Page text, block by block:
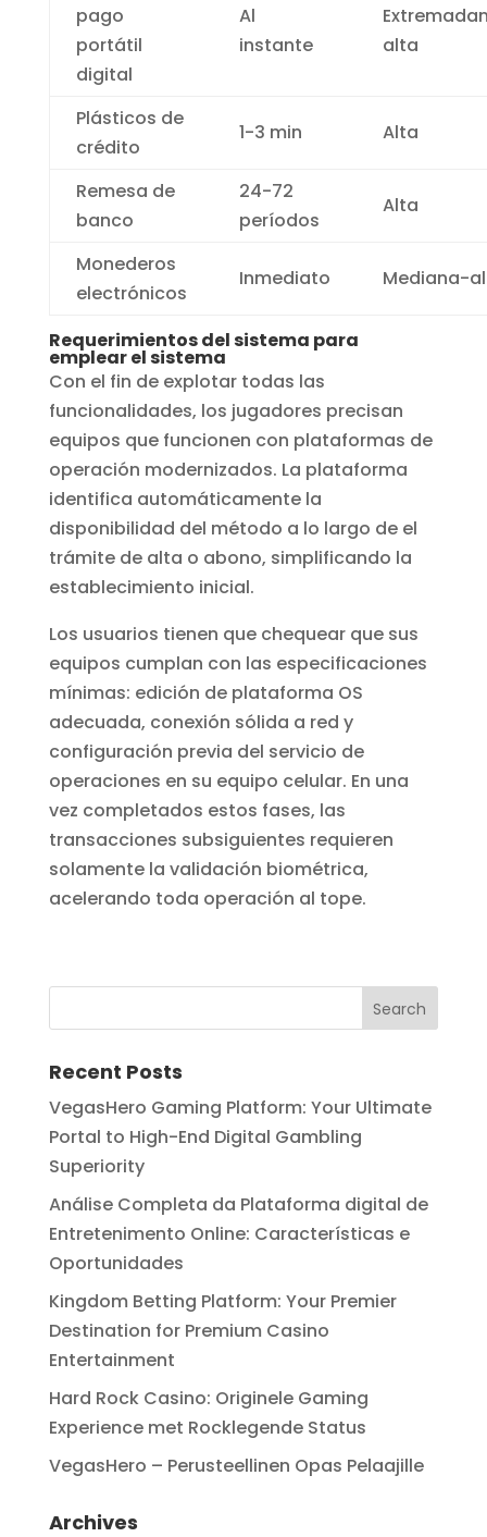
pago
portátil
digital
Al
instante
alta
Plásticos de
crédito
1-3 min Alta
Remesa de
banco
24-72
períodos
Alta
Monederos
electrónicos
Inmediato Mediana-
Requerimientos del sistema para
emplear el sistema
Con el fin de explotar todas las
funcionalidades, los jugadores precisan
equipos que funcionen con plataformas de
operación modernizados. La plataforma
identifica automáticamente la
disponibilidad del método a lo largo de el
trámite de alta o abono, simplificando la
establecimiento inicial.
Los usuarios tienen que chequear que sus
equipos cumplan con las especificaciones
mínimas: edición de plataforma OS
adecuada, conexión sólida a red y
configuración previa del servicio de
operaciones en su equipo celular. En una
vez completados estos fases, las
transacciones subsiguientes requieren
solamente la validación biométrica,
acelerando toda operación al tope.
Recent Posts
VegasHero Gaming Platform: Your Ultimate
Portal to High-End Digital Gambling
Superiority
Análise Completa da Plataforma digital de
Entretenimento Online: Características e
Oportunidades
Kingdom Betting Platform: Your Premier
Destination for Premium Casino
Entertainment
Hard Rock Casino: Originele Gaming
Experience met Rocklegende Status
VegasHero – Perusteellinen Opas Pelaajille
Archives